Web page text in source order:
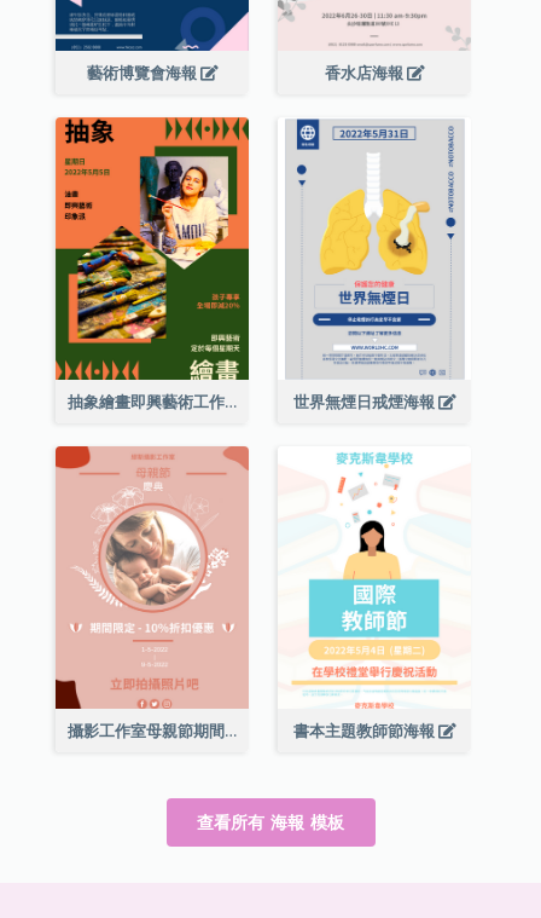
藝術博覽會海報 香水店海報
抽象繪畫即興藝術工作坊海報 世界無煙日戒煙海報
攝影工作室母親節期間限定優惠宣傳海報 書本主題教師節海報
查看所有 海報 模板